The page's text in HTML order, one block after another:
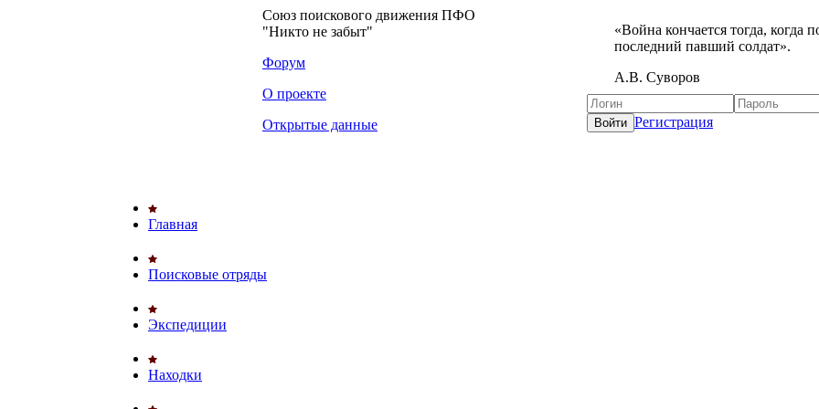
Союз поискового движения ПФО
"Никто не забыт"
Форум
О проекте
Открытые данные
«Война кончается тогда, когда
последний павший солдат».
А.В. Суворов
Регистрация
Главная
Поисковые отряды
Экспедиции
Находки